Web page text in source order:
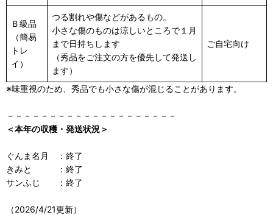
Ｂ級品
（簡易
トレ
イ）
つる割れや傷などがあるもの。
小さな傷のものは涼しいところで１月
まで日持ちします
（秀品をご注文の方を優先して発送し
ます）
ご自宅向け
※味重視のため、秀品でも小さな傷が混じることがあります。
－－－－－－－－－－－－－－－－－－－－
＜本年の収穫・発送状況＞
ぐんま名月 ：終了
きみと ：終了
サンふじ ：終了
（2026/4/21更新）